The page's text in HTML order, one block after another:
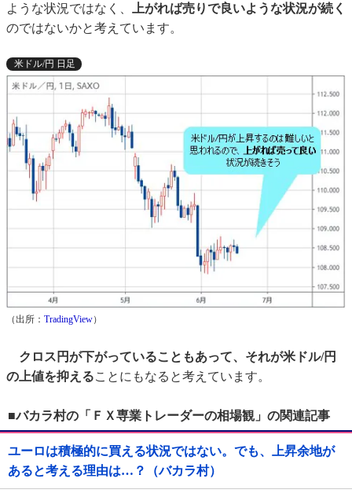
ような状況ではなく、
上がれば売りで良いような状況が続く
のではないかと考えています。
米ドル/円 日足
（出所： TradingView）
クロス円が下がっていることもあって、それが米ドル/円
の上値を抑えることにもなると考えています。
■バカラ村の「ＦＸ専業トレーダーの相場観」の関連記事
ユーロは積極的に買える状況ではない。でも、上昇余地が
あると考える理由は…？（バカラ村）